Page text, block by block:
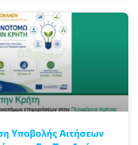
Υποβολής Αιτήσεων